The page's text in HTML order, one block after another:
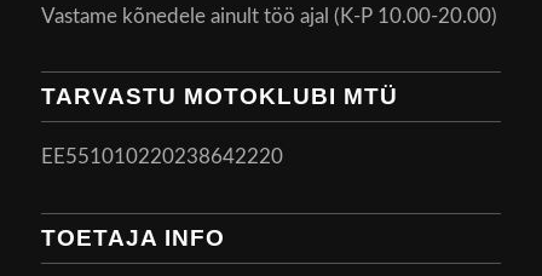
Vastame kõnedele ainult töö ajal (K-P 10.00-20.00)
TARVASTU MOTOKLUBI MTÜ
EE551010220238642220
TOETAJA INFO